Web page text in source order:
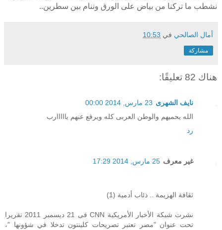
نشطب ما تركنا من بياض على الورق وننام بين سطرين..
أمال الصالحي في 10:53
مشاركة
هناك 82 تعليقًا:
نايف الشهرى 23 مارس, 2014 00:00
الله يحميهم والوطن العربى كله ويرفع عنهم يااااارب
رد
غير معرف 25 مارس, 2014 17:29
ثقافة الهزيمة .. ذئاب أدمية (1)
نشرت شبكة الأخبار الأمريكية CNN فى 21 ديسمبر 2011 تقريرا
تحت عنوان "مصر تعتبر تصريحات كلينتون تدخلا في شؤونها "،